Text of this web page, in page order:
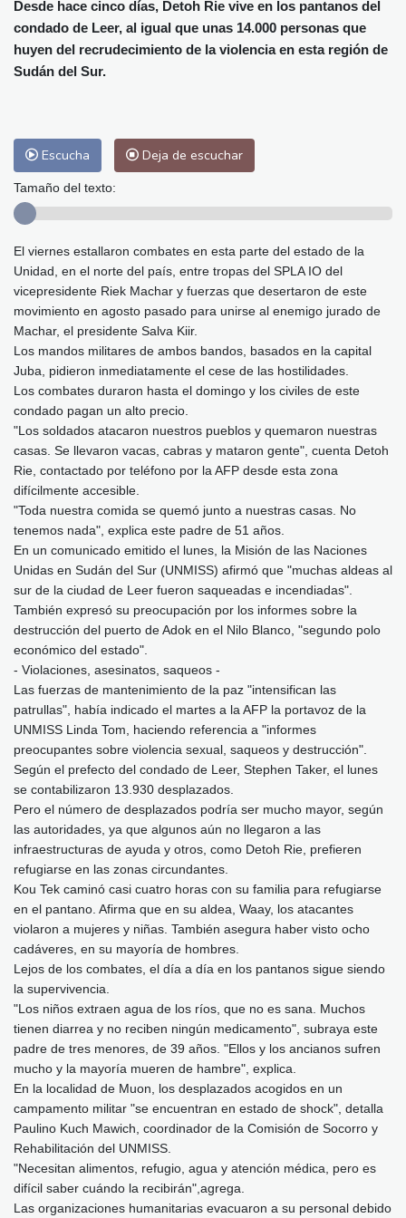
Alicante
31 °C Córdoba
34 °C
Málaga
32 °C Murcia
32 °C
Las Palmas de Gran Canaria
29 °C
Ibiza
30 °C
Panama City
24 °C
Desde hace cinco días, Detoh Rie vive en los pantanos del
condado de Leer, al igual que unas 14.000 personas que
huyen del recrudecimiento de la violencia en esta región de
Sudán del Sur.
Escucha Deja de escuchar
Tamaño del texto:
El viernes estallaron combates en esta parte del estado de la
Unidad, en el norte del país, entre tropas del SPLA IO del
vicepresidente Riek Machar y fuerzas que desertaron de este
movimiento en agosto pasado para unirse al enemigo jurado de
Machar, el presidente Salva Kiir.
Los mandos militares de ambos bandos, basados en la capital
Juba, pidieron inmediatamente el cese de las hostilidades.
Los combates duraron hasta el domingo y los civiles de este
condado pagan un alto precio.
"Los soldados atacaron nuestros pueblos y quemaron nuestras
casas. Se llevaron vacas, cabras y mataron gente", cuenta Detoh
Rie, contactado por teléfono por la AFP desde esta zona
difícilmente accesible.
"Toda nuestra comida se quemó junto a nuestras casas. No
tenemos nada", explica este padre de 51 años.
En un comunicado emitido el lunes, la Misión de las Naciones
Unidas en Sudán del Sur (UNMISS) afirmó que "muchas aldeas al
sur de la ciudad de Leer fueron saqueadas e incendiadas".
También expresó su preocupación por los informes sobre la
destrucción del puerto de Adok en el Nilo Blanco, "segundo polo
económico del estado".
- Violaciones, asesinatos, saqueos -
Las fuerzas de mantenimiento de la paz "intensifican las
patrullas", había indicado el martes a la AFP la portavoz de la
UNMISS Linda Tom, haciendo referencia a "informes
preocupantes sobre violencia sexual, saqueos y destrucción".
Según el prefecto del condado de Leer, Stephen Taker, el lunes
se contabilizaron 13.930 desplazados.
Pero el número de desplazados podría ser mucho mayor, según
las autoridades, ya que algunos aún no llegaron a las
infraestructuras de ayuda y otros, como Detoh Rie, prefieren
refugiarse en las zonas circundantes.
Kou Tek caminó casi cuatro horas con su familia para refugiarse
en el pantano. Afirma que en su aldea, Waay, los atacantes
violaron a mujeres y niñas. También asegura haber visto ocho
cadáveres, en su mayoría de hombres.
Lejos de los combates, el día a día en los pantanos sigue siendo
la supervivencia.
"Los niños extraen agua de los ríos, que no es sana. Muchos
tienen diarrea y no reciben ningún medicamento", subraya este
padre de tres menores, de 39 años. "Ellos y los ancianos sufren
mucho y la mayoría mueren de hambre", explica.
En la localidad de Muon, los desplazados acogidos en un
campamento militar "se encuentran en estado de shock", detalla
Paulino Kuch Mawich, coordinador de la Comisión de Socorro y
Rehabilitación del UNMISS.
"Necesitan alimentos, refugio, agua y atención médica, pero es
difícil saber cuándo la recibirán",agrega.
Las organizaciones humanitarias evacuaron a su personal debido